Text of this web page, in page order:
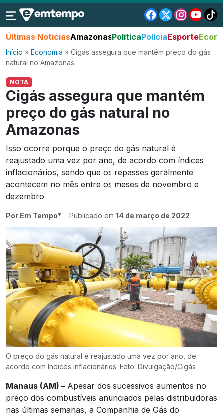
Últimas NotíciasAmazonasPolíticaPolíciaEsporte
Início » Economia » Cigás assegura que mantém preço do gás
natural no Amazonas
NOTA
Cigás assegura que mantém
preço do gás natural no
Amazonas
Isso ocorre porque o preço do gás natural é
reajustado uma vez por ano, de acordo com índices
inflacionários, sendo que os repasses geralmente
acontecem no mês entre os meses de novembro e
dezembro
Por Em Tempo* Publicado em 14 de março de 2022
O preço do gás natural é reajustado uma vez por ano, de
acordo com índices inflacionários. Foto: Divulgação/Cigás
Manaus (AM) – Apesar dos sucessivos aumentos no
preço dos combustíveis anunciados pelas distribuidoras
nas últimas semanas, a Companhia de Gás do